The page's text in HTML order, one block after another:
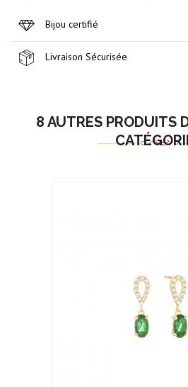
Bijou certifié
Livraison Sécurisée
8 AUTRES PRODUITS